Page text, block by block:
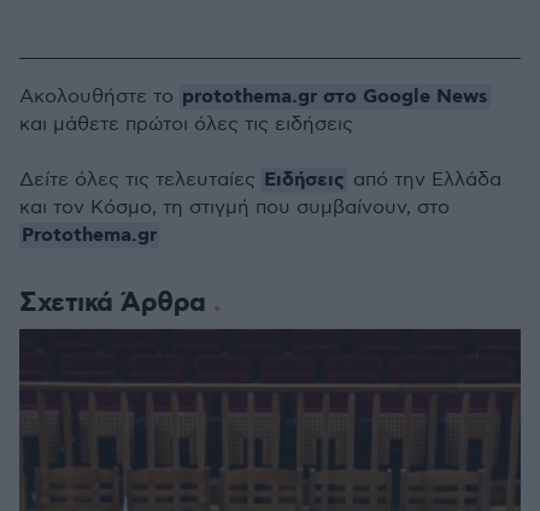
Σχετικά Άρθρα
Ακολουθήστε το protothema.gr στο Google News
και μάθετε πρώτοι όλες τις ειδήσεις
Δείτε όλες τις τελευταίες Ειδήσεις από την Ελλάδα
και τον Κόσμο, τη στιγμή που συμβαίνουν, στο
Protothema.gr